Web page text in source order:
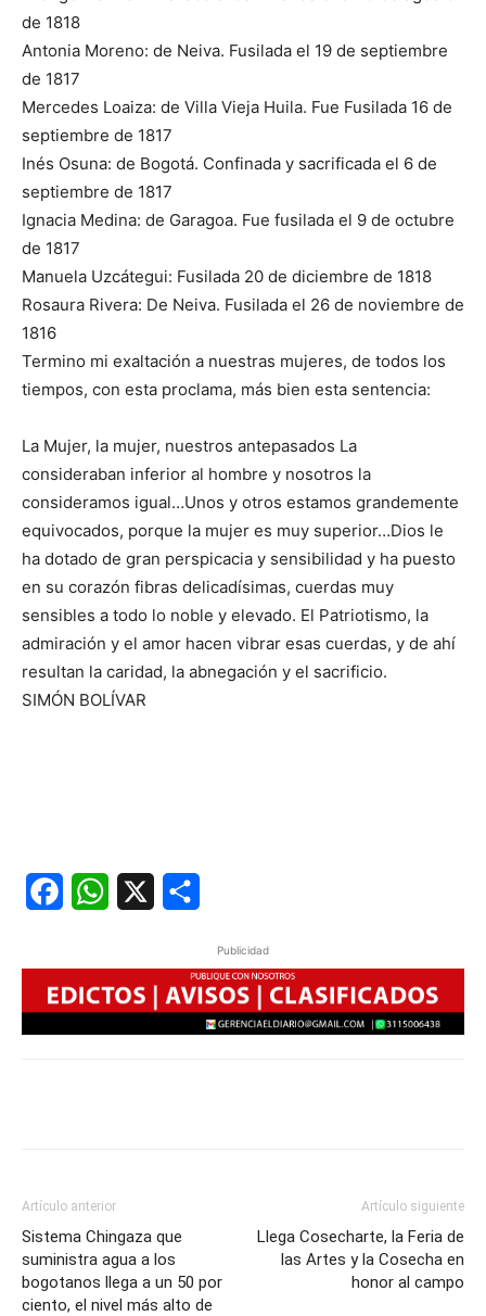
de 1818
Antonia Moreno: de Neiva. Fusilada el 19 de septiembre
de 1817
Mercedes Loaiza: de Villa Vieja Huila. Fue Fusilada 16 de
septiembre de 1817
Inés Osuna: de Bogotá. Confinada y sacrificada el 6 de
septiembre de 1817
Ignacia Medina: de Garagoa. Fue fusilada el 9 de octubre
de 1817
Manuela Uzcátegui: Fusilada 20 de diciembre de 1818
Rosaura Rivera: De Neiva. Fusilada el 26 de noviembre de
1816
Termino mi exaltación a nuestras mujeres, de todos los
tiempos, con esta proclama, más bien esta sentencia:
La Mujer, la mujer, nuestros antepasados La
consideraban inferior al hombre y nosotros la
consideramos igual…Unos y otros estamos grandemente
equivocados, porque la mujer es muy superior…Dios le
ha dotado de gran perspicacia y sensibilidad y ha puesto
en su corazón fibras delicadísimas, cuerdas muy
sensibles a todo lo noble y elevado. El Patriotismo, la
admiración y el amor hacen vibrar esas cuerdas, y de ahí
resultan la caridad, la abnegación y el sacrificio.
SIMÓN BOLÍVAR
FacebookWhatsApp
Publicidad
Artículo anterior
Sistema Chingaza que
suministra agua a los
bogotanos llega a un 50 por
ciento, el nivel más alto de
Artículo siguiente
Llega Cosecharte, la Feria de
las Artes y la Cosecha en
honor al campo